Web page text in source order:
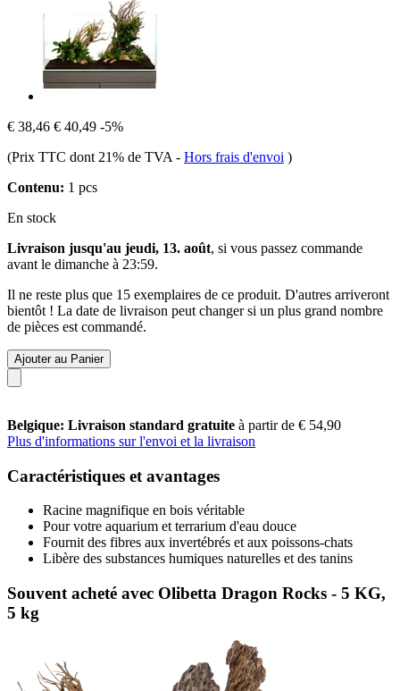
€ 38,46 € 40,49 -5%
(Prix TTC dont 21% de TVA - Hors frais d'envoi )
Contenu: 1 pcs
En stock
Livraison jusqu'au jeudi, 13. août, si vous passez commande
avant le dimanche à 23:59.
Il ne reste plus que 15 exemplaires de ce produit. D'autres arriveront
bientôt ! La date de livraison peut changer si un plus grand nombre
de pièces est commandé.
Ajouter au Panier
Belgique: Livraison standard gratuite à partir de € 54,90
Plus d'informations sur l'envoi et la livraison
Caractéristiques et avantages
Racine magnifique en bois véritable
Pour votre aquarium et terrarium d'eau douce
Fournit des fibres aux invertébrés et aux poissons-chats
Libère des substances humiques naturelles et des tanins
Souvent acheté avec Olibetta Dragon Rocks - 5 KG,
5 kg